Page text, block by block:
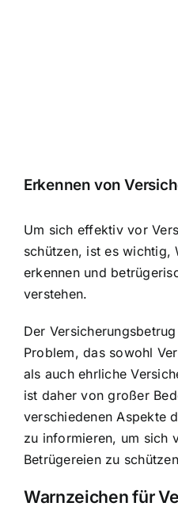
Erkennen von
Um sich effektiv vor
schützen, ist es wichtig,
erkennen und
verstehen.
Der
Problem, das sowohl
als auch ehrliche
ist daher von großer
verschiedenen Aspekte
zu informieren, um sich
Betrügereien zu
Warnzeichen für